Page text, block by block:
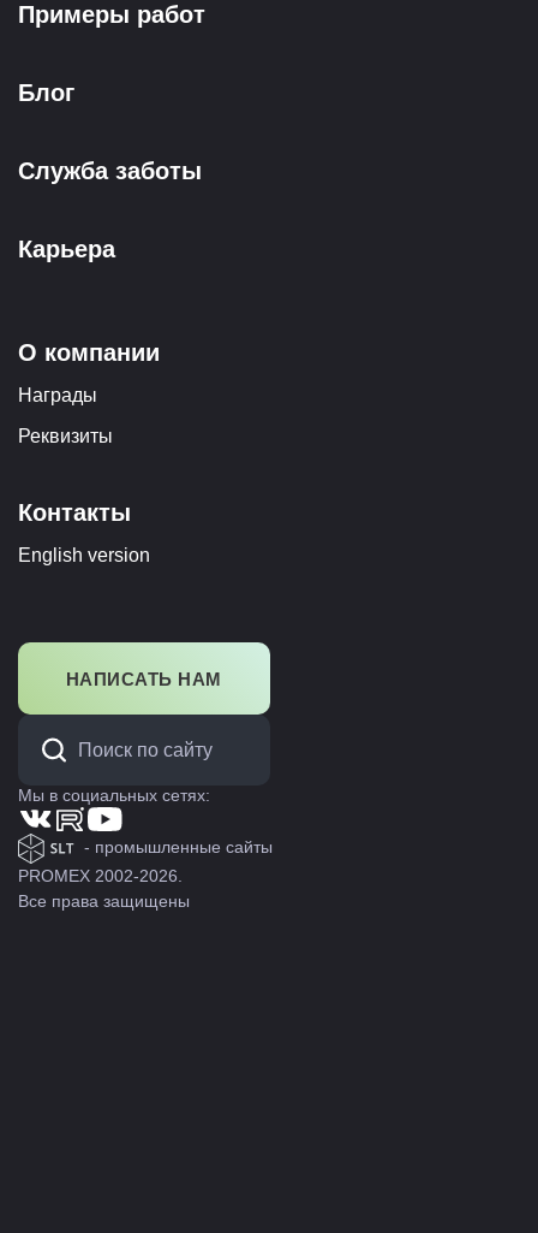
Примеры работ
Блог
Служба заботы
Карьера
О компании
Награды
Реквизиты
Контакты
English version
НАПИСАТЬ НАМ
Мы в социальных сетях:
- промышленные сайты
PROMEX 2002-2026.
Все права защищены